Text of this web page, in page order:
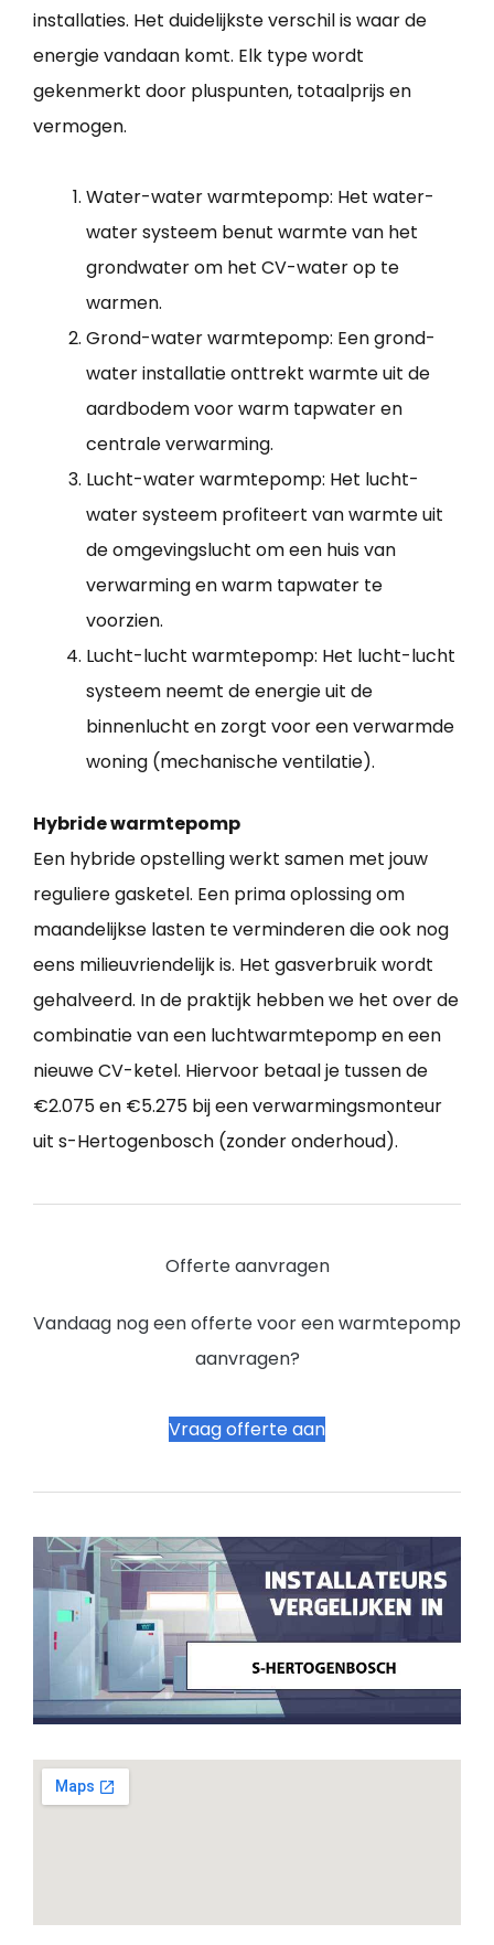
installaties. Het duidelijkste verschil is waar de
energie vandaan komt. Elk type wordt
gekenmerkt door pluspunten, totaalprijs en
vermogen.
Water-water warmtepomp: Het water-
water systeem benut warmte van het
grondwater om het CV-water op te
warmen.
Grond-water warmtepomp: Een grond-
water installatie onttrekt warmte uit de
aardbodem voor warm tapwater en
centrale verwarming.
Lucht-water warmtepomp: Het lucht-
water systeem profiteert van warmte uit
de omgevingslucht om een huis van
verwarming en warm tapwater te
voorzien.
Lucht-lucht warmtepomp: Het lucht-lucht
systeem neemt de energie uit de
binnenlucht en zorgt voor een verwarmde
woning (mechanische ventilatie).
Hybride warmtepomp
Een hybride opstelling werkt samen met jouw
reguliere gasketel. Een prima oplossing om
maandelijkse lasten te verminderen die ook nog
eens milieuvriendelijk is. Het gasverbruik wordt
gehalveerd. In de praktijk hebben we het over de
combinatie van een luchtwarmtepomp en een
nieuwe CV-ketel. Hiervoor betaal je tussen de
€2.075 en €5.275 bij een verwarmingsmonteur
uit s-Hertogenbosch (zonder onderhoud).
Offerte aanvragen
Vandaag nog een offerte voor een warmtepomp
aanvragen?
Vraag offerte aan